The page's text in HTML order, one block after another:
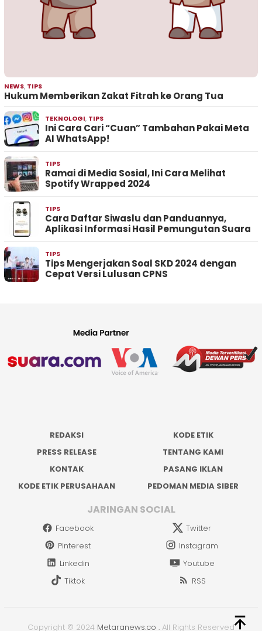
NEWS, TIPS
Hukum Memberikan Zakat Fitrah ke Orang Tua
TEKNOLOGI, TIPS
Ini Cara Cari “Cuan” Tambahan Pakai Meta
AI WhatsApp!
TIPS
Ramai di Media Sosial, Ini Cara Melihat
Spotify Wrapped 2024
TIPS
Cara Daftar Siwaslu dan Panduannya,
Aplikasi Informasi Hasil Pemungutan Suara
TIPS
Tips Mengerjakan Soal SKD 2024 dengan
Cepat Versi Lulusan CPNS
REDAKSI
KODE ETIK
PRESS RELEASE
TENTANG KAMI
KONTAK
PASANG IKLAN
KODE ETIK PERUSAHAAN
PEDOMAN MEDIA SIBER
JARINGAN SOCIAL
Facebook
Twitter
Pinterest
Instagram
Linkedin
Youtube
Tiktok
RSS
Copyright © 2024 Metaranews.co . All Rights Reserved